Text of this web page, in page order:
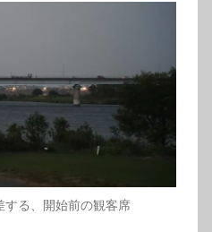
する、開始前の観客席